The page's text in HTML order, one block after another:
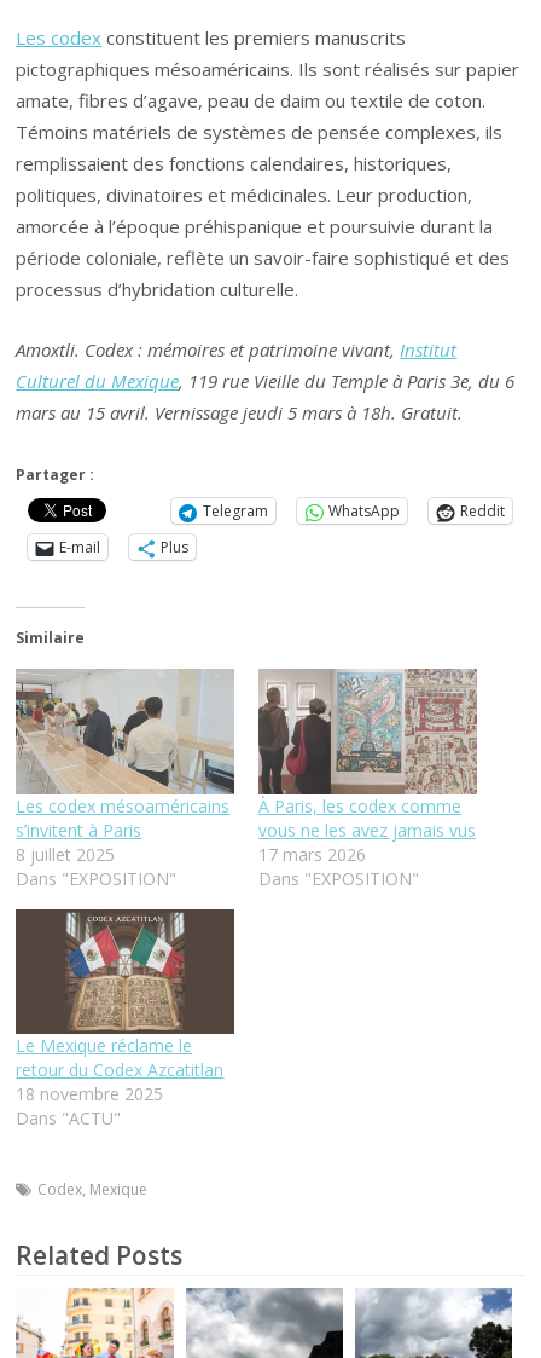
Les codex constituent les premiers manuscrits
pictographiques mésoaméricains. Ils sont réalisés sur papier
amate, fibres d’agave, peau de daim ou textile de coton.
Témoins matériels de systèmes de pensée complexes, ils
remplissaient des fonctions calendaires, historiques,
politiques, divinatoires et médicinales. Leur production,
amorcée à l’époque préhispanique et poursuivie durant la
période coloniale, reflète un savoir-faire sophistiqué et des
processus d’hybridation culturelle.
Amoxtli. Codex : mémoires et patrimoine vivant,Institut
Culturel du Mexique, 119 rue Vieille du Temple à Paris 3e, du 6
mars au 15 avril. Vernissage jeudi 5 mars à 18h. Gratuit.
Partager :
Telegram
WhatsApp
Reddit
E-mail
Plus
Similaire
Les codex mésoaméricains
s’invitent à Paris
8 juillet 2025
Dans "EXPOSITION"
À Paris, les codex comme
vous ne les avez jamais vus
17 mars 2026
Dans "EXPOSITION"
Le Mexique réclame le
retour du Codex Azcatitlan
18 novembre 2025
Dans "ACTU"
Codex, Mexique
Related Posts